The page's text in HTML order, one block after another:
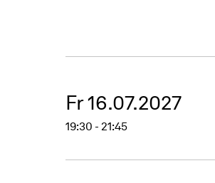
Fr 16.07.2027
19:30 - 21:45